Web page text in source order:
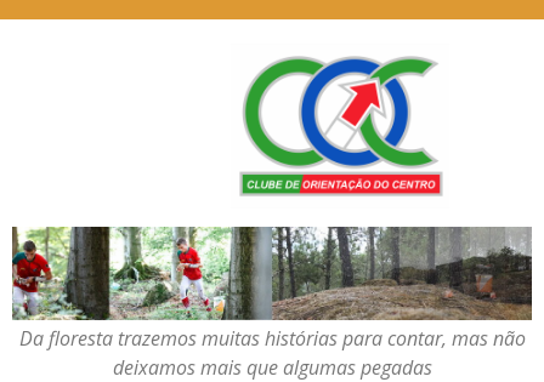
COC – CLUBE DE
ORIENTAÇÃO DO
CENTRO
Da floresta trazemos
muitas histórias para
contar, mas não deixamos
mais que algumas
pegadas
Da floresta trazemos muitas histórias para contar, mas não
deixamos mais que algumas pegadas